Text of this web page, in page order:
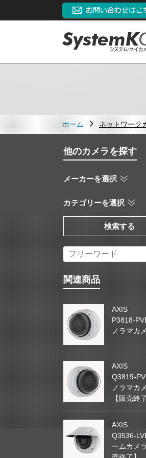
ホーム ネットワーク
他のカメラを探す
メーカーを選択
カテゴリーを選択
検索する
関連商品
AXIS
P3818-
ノラマカ
AXIS
Q3819-
ノラマカ
【販売終
AXIS
Q3536-
ームカメ